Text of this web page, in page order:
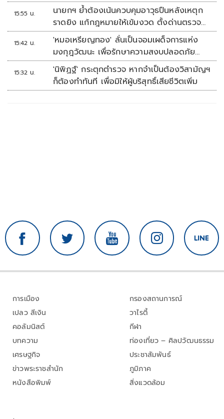
15:55 น.
นายกฯ ย้ำต้องเน้นควบคุมอาวุธปืนหลังเหตุก
ราดยิง แก้กฎหมายให้เข้มงวด ตั้งด่านตรวจ
เพิ่ม
15:42 น.
'หมอเหรียญทอง' ลั่นเป็นจอมเผด็จการแห่ง
มงกุฎวัฒนะ เพื่อรักษาความสงบปลอดภัย
ภายในรพ.
15:32 น.
'นิพิฏฐ์' กระตุกตำรวจ หากจำเป็นต้องวิสามัญฯ
ก็ต้องทำทันที เพื่อมิให้ผู้บริสุทธิ์เสียชีวิตเพิ่ม
การเมือง
เปลว สีเงิน
คอลัมนิสต์
บทความ
เศรษฐกิจ
ข่าวพระราชสำนัก
หนังสือพิมพ์
กรองสถานการณ์
วาไรตี้
กีฬา
ท่องเที่ยว – ศิลปวัฒนธรรม
ประชาสัมพันธ์
ภูมิภาค
สิ่งแวดล้อม